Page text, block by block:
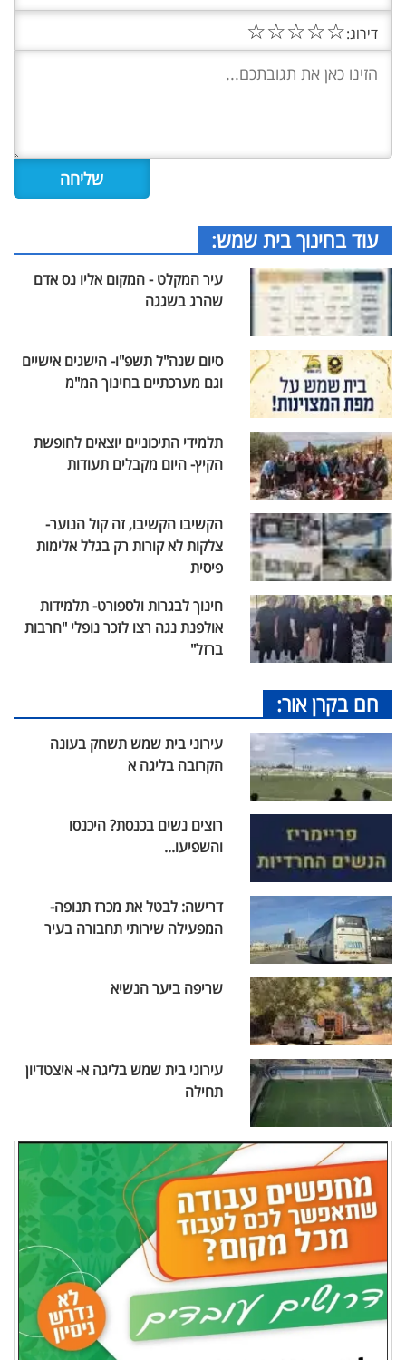
דירוג:☆
☆
☆
☆
☆
עוד בחינוך בית שמש:
עיר המקלט - המקום אליו נס אדם
שהרג בשגגה
סיום שנה"ל תשפ"ו- הישגים אישיים
וגם מערכתיים בחינוך המ"מ
תלמידי התיכוניים יוצאים לחופשת
הקיץ- היום מקבלים תעודות
הקשיבו הקשיבו, זה קול הנוער-
צלקות לא קורות רק בגלל אלימות
פיסית
חינוך לבגרות ולספורט- תלמידות
אולפנת נגה רצו לזכר נופלי "חרבות
ברזל"
חם בקרן אור:
עירוני בית שמש תשחק בעונה
הקרובה בליגה א
רוצים נשים בכנסת? היכנסו
והשפיעו...
דרישה: לבטל את מכרז תנופה-
המפעילה שירותי תחבורה בעיר
שריפה ביער הנשיא
עירוני בית שמש בליגה א- איצטדיון
תחילה